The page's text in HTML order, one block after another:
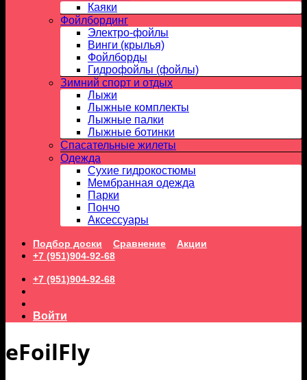
Каяки
Фойлбординг
Электро-фойлы
Винги (крылья)
Фойлборды
Гидрофойлы (фойлы)
Зимний спорт и отдых
Лыжи
Лыжные комплекты
Лыжные палки
Лыжные ботинки
Спасательные жилеты
Одежда
Сухие гидрокостюмы
Мембранная одежда
Парки
Пончо
Аксессуары
Подбор доски Сравнение
Акции
+7 (951)904-92-68
+7 (951)904-92-68
Войти
eFoilFly